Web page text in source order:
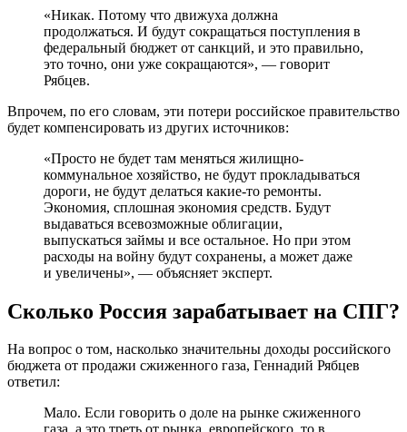
«Никак. Потому что движуха должна
продолжаться. И будут сокращаться поступления в
федеральный бюджет от санкций, и это правильно,
это точно, они уже сокращаются», — говорит
Рябцев.
Впрочем, по его словам, эти потери российское правительство
будет компенсировать из других источников:
«Просто не будет там меняться жилищно-
коммунальное хозяйство, не будут прокладываться
дороги, не будут делаться какие-то ремонты.
Экономия, сплошная экономия средств. Будут
выдаваться всевозможные облигации,
выпускаться займы и все остальное. Но при этом
расходы на войну будут сохранены, а может даже
и увеличены», — объясняет эксперт.
Сколько Россия зарабатывает на СПГ?
На вопрос о том, насколько значительны доходы российского
бюджета от продажи сжиженного газа, Геннадий Рябцев
ответил:
Мало. Если говорить о доле на рынке сжиженного